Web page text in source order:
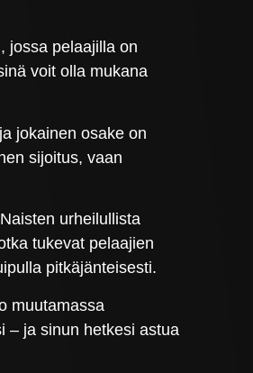
jossa pelaajilla on
voit olla mukana
jokainen osake on
sijoitus, vaan
urheilullista
tukevat pelaajien
pitkäjänteisesti.
muutamassa
– ja sinun hetkesi astua